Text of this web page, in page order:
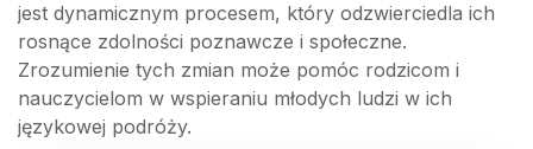
jest dynamicznym procesem, który odzwierciedla ich
rosnące zdolności poznawcze i społeczne.
Zrozumienie tych zmian może pomóc rodzicom i
nauczycielom w wspieraniu młodych ludzi w ich
językowej podróży.